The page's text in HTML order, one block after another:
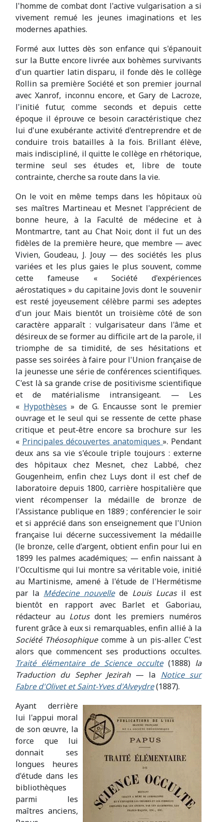
l'homme de combat dont l'active vulgarisation a si
vivement remué les jeunes imaginations et les
modernes apathies.
Formé aux luttes dès son enfance qui s'épanouit
sur la Butte encore livrée aux bohèmes survivants
d'un quartier latin disparu, il fonde dès le collège
Rollin sa première Société et son premier journal
avec Xanrof, inconnu encore, et Gary de Lacroze,
l'initié futur, comme seconds et depuis cette
époque il éprouve ce besoin caractéristique chez
lui d'une exubérante activité d'entreprendre et de
conduire trois batailles à la fois. Brillant élève,
mais indiscipliné, il quitte le collège en rhétorique,
termine seul ses études et, libre de toute
contrainte, cherche sa route dans la vie.
On le voit en même temps dans les hôpitaux où
ses maîtres Martineau et Mesnet l'apprécient de
bonne heure, à la Faculté de médecine et à
Montmartre, tant au Chat Noir, dont il fut un des
fidèles de la première heure, que membre — avec
Vivien, Goudeau, J. Jouy — des sociétés les plus
variées et les plus gaies le plus souvent, comme
cette fameuse « Société d'expériences
aérostatiques » du capitaine Jovis dont le souvenir
est resté joyeusement célèbre parmi ses adeptes
d'un jour. Mais bientôt un troisième côté de son
caractère apparaît : vulgarisateur dans l'âme et
désireux de se former au difficile art de la parole, il
triomphe de sa timidité, de ses hésitations et
passe ses soirées à faire pour l'Union française de
la jeunesse une série de conférences scientifiques.
C'est là sa grande crise de positivisme scientifique
et de matérialisme intransigeant. — Les
« Hypothèses » de G. Encausse sont le premier
ouvrage et le seul qui se ressente de cette phase
critique et peut-être encore sa brochure sur les
« Principales découvertes anatomiques». Pendant
deux ans sa vie s'écoule triple toujours : externe
des hôpitaux chez Mesnet, chez Labbé, chez
Gougenheim, enfin chez Luys dont il est chef de
laboratoire depuis 1800, carrière hospitalière que
vient récompenser la médaille de bronze de
l'Assistance publique en 1889 ; conférencier le soir
et si apprécié dans son enseignement que l'Union
française lui décerne successivement la médaille
(le bronze, celle d'argent, obtient enfin pour lui en
1899 les palmes académiques; — enfin naissant à
l'Occultisme qui lui montre sa véritable voie, initié
au Martinisme, amené à l'étude de l'Hermétisme
par la Médecine nouvellede Louis Lucasil est
bientôt en rapport avec Barlet et Gaboriau,
rédacteur au Lotusdont les premiers numéros
furent grâce à eux si remarquables, enfin allié à la
Société Théosophiquecomme à un pis-aller. C'est
alors que commencent ses productions occultes.
Traité élémentaire de Science occulte(1888) la
Traduction du Sepher Jezirah— la Notice sur
Fabre d'Olivet et Saint-Yves d'Alveydre(1887).
Ayant derrière
lui l'appui moral
de son œuvre, la
force que lui
donnait ses
longues heures
d'étude dans les
bibliothèques
parmi les
maîtres anciens,